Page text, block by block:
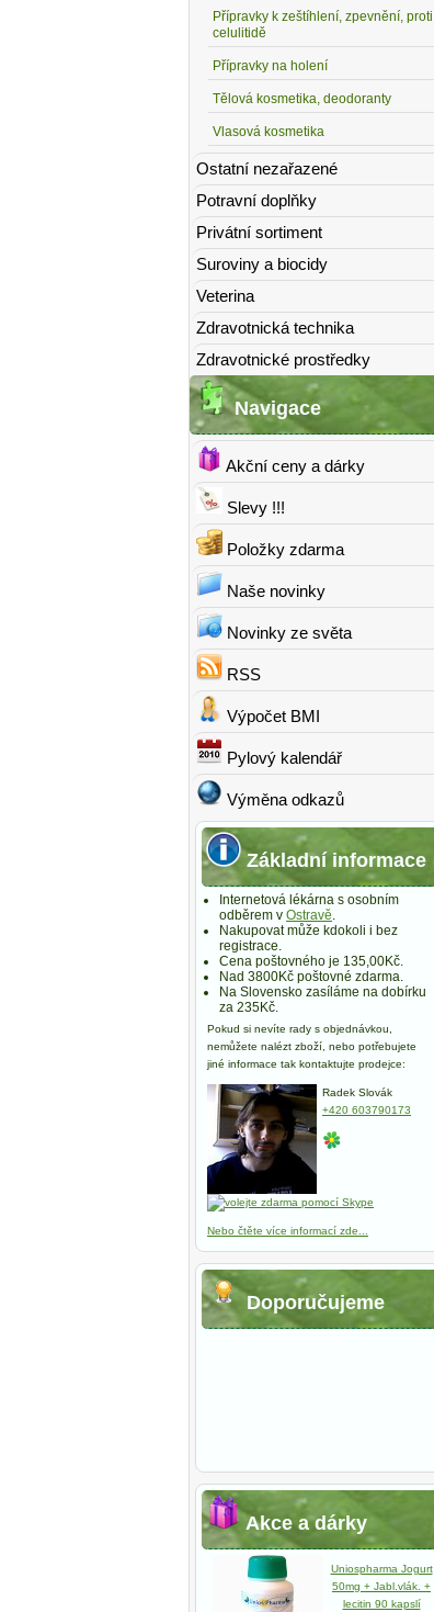
Přípravky k zeštíhlení, zpevnění, proti
celulitidě
Přípravky na holení
Tělová kosmetika, deodoranty
Vlasová kosmetika
Ostatní nezařazené
Potravní doplňky
Privátní sortiment
Suroviny a biocidy
Veterina
Zdravotnická technika
Zdravotnické prostředky
Navigace
Akční ceny a dárky
Slevy !!!
Položky zdarma
Naše novinky
Novinky ze světa
RSS
Výpočet BMI
Pylový kalendář
Výměna odkazů
Základní informace
Internetová lékárna s osobním
odběrem v Ostravě.
Nakupovat může kdokoli i bez
registrace.
Cena poštovného je 135,00Kč.
Nad 3800Kč poštovné zdarma.
Na Slovensko zasíláme na dobírku
za 235Kč.
Pokud si nevíte rady s objednávkou,
nemůžete nalézt zboží, nebo potřebujete
jiné informace tak kontaktujte prodejce:
Radek Slovák
+420 603790173
Nebo čtěte více informací zde...
Doporučujeme
Akce a dárky
Uniospharma Jogurt
50mg + Jabl.vlák. +
lecitin 90 kapslí